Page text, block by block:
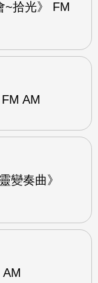
~拾光》 FM
AM
變奏曲》